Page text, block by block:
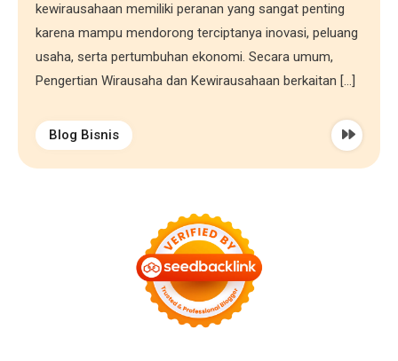
kewirausahaan memiliki peranan yang sangat penting
karena mampu mendorong terciptanya inovasi, peluang
usaha, serta pertumbuhan ekonomi. Secara umum,
Pengertian Wirausaha dan Kewirausahaan berkaitan […]
Blog Bisnis